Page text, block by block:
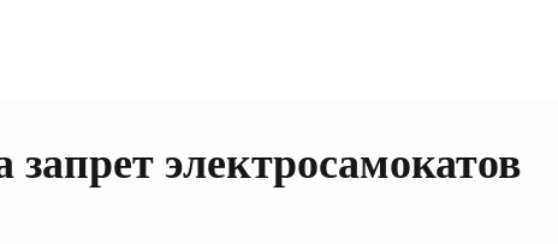
электросамокатов